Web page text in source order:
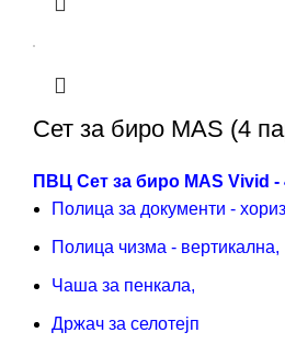
Сет за биро MAS (4
ПВЦ Сет за биро MAS Vivid -
Полица за документи -
Полица чизма - вертикална,
Чаша за пенкала,
Држач за селотејп